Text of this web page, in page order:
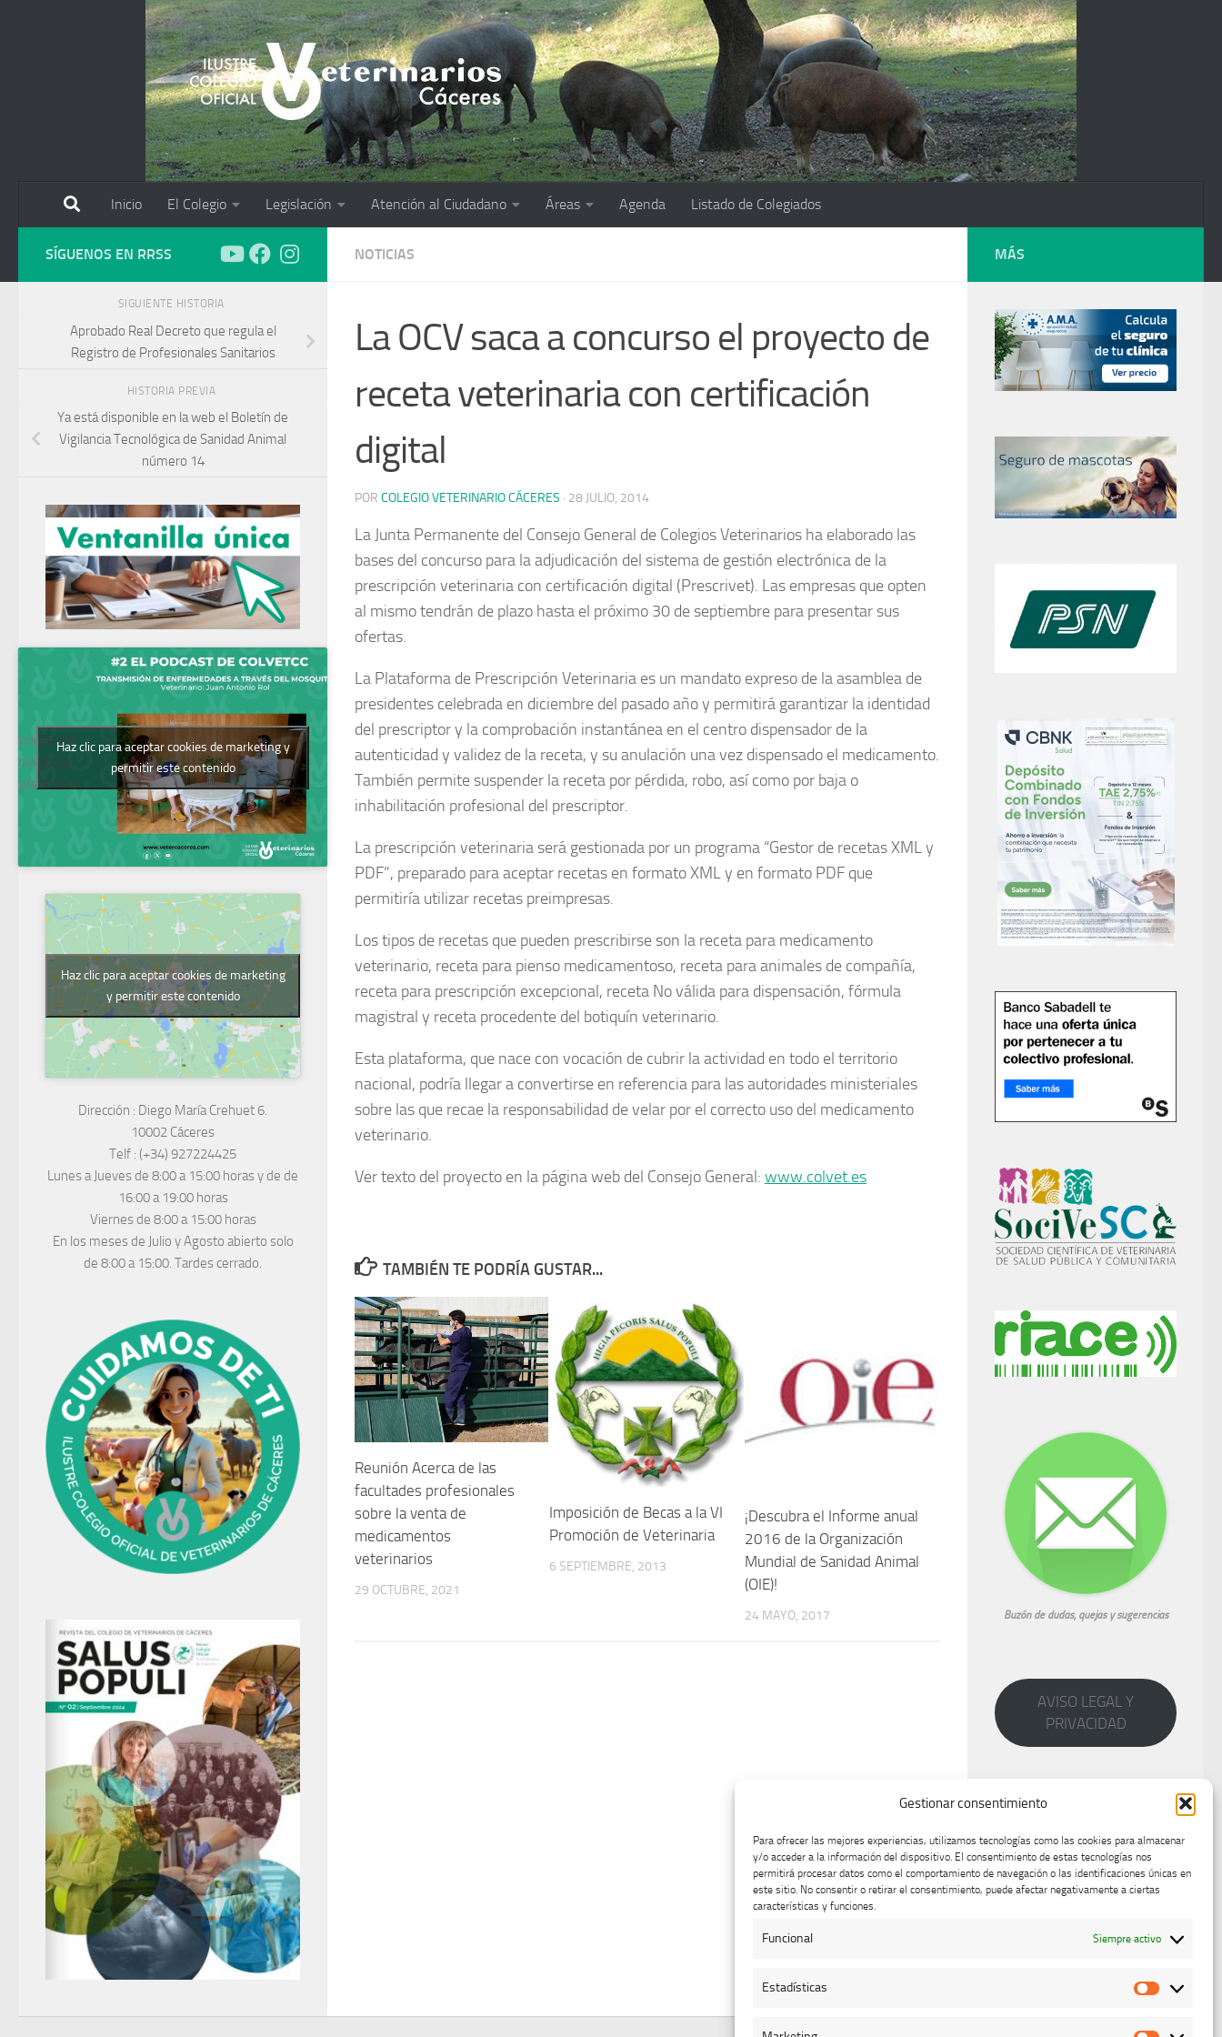
Gestionar consentimiento
Para ofrecer las mejores experiencias, utilizamos tecnologías como las cookies para almacenar
y/o acceder a la información del dispositivo. El consentimiento de estas tecnologías nos
permitirá procesar datos como el comportamiento de navegación o las identificaciones únicas en
este sitio. No consentir o retirar el consentimiento, puede afectar negativamente a ciertas
características y funciones.
Funcional Siempre activo
Estadísticas
Inicio El Colegio Legislación Atención al Ciudadano Áreas Agenda Listado de Colegiados
NOTICIAS
La OCV saca a concurso el proyecto de
receta veterinaria con certificación
digital
POR COLEGIO VETERINARIO CÁCERES · 28 JULIO, 2014
La Junta Permanente del Consejo General de Colegios Veterinarios ha elaborado las
bases del concurso para la adjudicación del sistema de gestión electrónica de la
prescripción veterinaria con certificación digital (Prescrivet). Las empresas que opten
al mismo tendrán de plazo hasta el próximo 30 de septiembre para presentar sus
ofertas.
La Plataforma de Prescripción Veterinaria es un mandato expreso de la asamblea de
presidentes celebrada en diciembre del pasado año y permitirá garantizar la identidad
del prescriptor y la comprobación instantánea en el centro dispensador de la
autenticidad y validez de la receta, y su anulación una vez dispensado el medicamento.
También permite suspender la receta por pérdida, robo, así como por baja o
inhabilitación profesional del prescriptor.
La prescripción veterinaria será gestionada por un programa “Gestor de recetas XML y
PDF”, preparado para aceptar recetas en formato XML y en formato PDF que
permitiría utilizar recetas preimpresas.
Los tipos de recetas que pueden prescribirse son la receta para medicamento
veterinario, receta para pienso medicamentoso, receta para animales de compañía,
receta para prescripción excepcional, receta No válida para dispensación, fórmula
magistral y receta procedente del botiquín veterinario.
Esta plataforma, que nace con vocación de cubrir la actividad en todo el territorio
nacional, podría llegar a convertirse en referencia para las autoridades ministeriales
sobre las que recae la responsabilidad de velar por el correcto uso del medicamento
veterinario.
Ver texto del proyecto en la página web del Consejo General: www.colvet.es
TAMBIÉN TE PODRÍA GUSTAR...
Reunión Acerca de las
facultades profesionales
sobre la venta de
medicamentos
veterinarios
29 OCTUBRE, 2021
Imposición de Becas a la VI
Promoción de Veterinaria
6 SEPTIEMBRE, 2013
¡Descubra el Informe anual
2016 de la Organización
Mundial de Sanidad Animal
(OIE)!
24 MAYO, 2017
SÍGUENOS EN RRSS
SIGUIENTE HISTORIA
Aprobado Real Decreto que regula el
Registro de Profesionales Sanitarios
HISTORIA PREVIA
Ya está disponible en la web el Boletín de
Vigilancia Tecnológica de Sanidad Animal
número 14
Podcast del
Colegio de
Veterinarios
Haz clic para aceptar cookies de marketing y
permitir este contenido
Haz clic para aceptar cookies de marketing
y permitir este contenido
Dirección : Diego María Crehuet 6.
10002 Cáceres
Telf : (+34) 927224425
Lunes a Jueves de 8:00 a 15:00 horas y de de
16:00 a 19:00 horas
Viernes de 8:00 a 15:00 horas
En los meses de Julio y Agosto abierto solo
de 8:00 a 15:00. Tardes cerrado.
MÁS
Buzón de dudas, quejas y sugerencias
AVISO LEGAL Y
PRIVACIDAD